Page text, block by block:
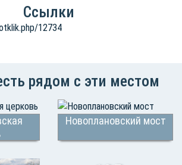
Ссылки
12734
рядом с эти местом
Новоплановский мост